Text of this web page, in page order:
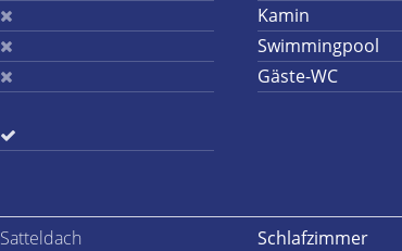
Kamin
Swimmingpool
Gäste-WC
Satteldach Schlafzimmer